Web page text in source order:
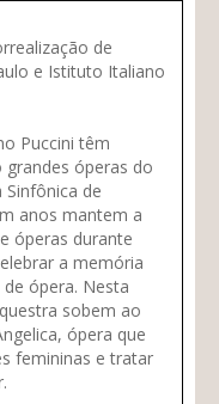
de
e Istituto Italiano
Puccini têm
óperas do
de
anos mantem a
óperas durante
a memória
ópera. Nesta
sobem ao
ópera que
femininas e tratar